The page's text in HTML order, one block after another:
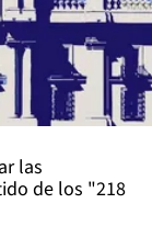
las
de los "218